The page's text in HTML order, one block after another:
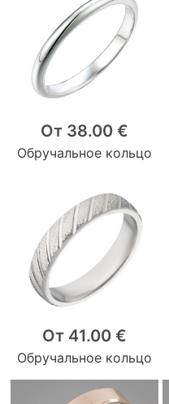
От 38.00 €
Обручальное кольцо
От 41.00 €
Обручальное кольцо